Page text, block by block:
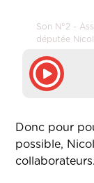
Son N°2 -
députée
Donc pour
possible,
collaborateurs.